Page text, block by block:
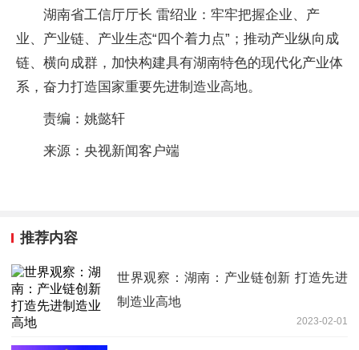
湖南省工信厅厅长 雷绍业：牢牢把握企业、产
业、产业链、产业生态“四个着力点”；推动产业纵向成
链、横向成群，加快构建具有湖南特色的现代化产业体
系，奋力打造国家重要先进制造业高地。
责编：姚懿轩
来源：央视新闻客户端
推荐内容
世界观察：湖南：产业链创新 打造先进
制造业高地
2023-02-01